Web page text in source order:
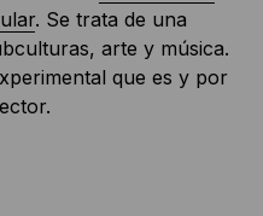
. Se trata de una
arte y música.
que es y por